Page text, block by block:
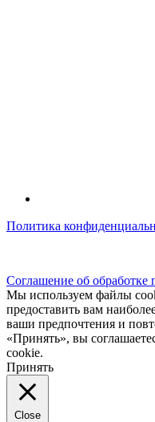
Политика
Соглашение об
Мы используем файлы
предоставить вам
ваши предпочтения и
«Принять», вы
cookie.
Принять
Close